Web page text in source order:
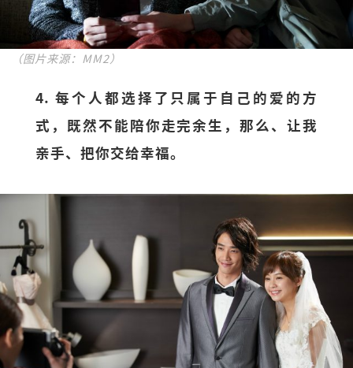
（图片来源：MM2）
4. 每个人都选择了只属于自己的爱的方
式，既然不能陪你走完余生，那么、让我
亲手、把你交给幸福。